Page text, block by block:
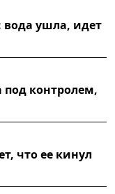
вода ушла, идет
под контролем,
что ее кинул